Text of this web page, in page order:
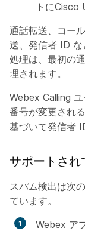
トにCisco
通話転送、コー
送、発信者 ID
処理は、最初の
理されます。
Webex Calling
番号が変更され
基づいて発信者
サポートされ
スパム検出は次
ています。
Webex ア